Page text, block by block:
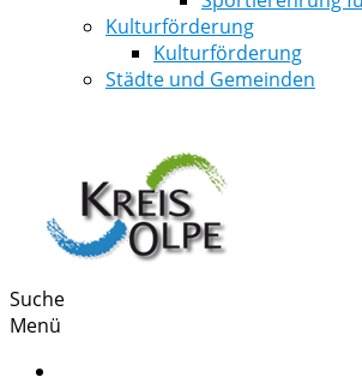
Kulturförderung
Kulturförderung
Städte und Gemeinden
Suche
Menü